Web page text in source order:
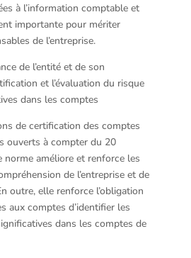
à l’information comptable et
importante pour mériter
de l’entreprise.
de l’entité et de son
et l’évaluation du risque
dans les comptes
de certification des comptes
ouverts à compter du 20
norme améliore et renforce les
de l’entreprise et de
outre, elle renforce l’obligation
aux comptes d’identifier les
dans les comptes de